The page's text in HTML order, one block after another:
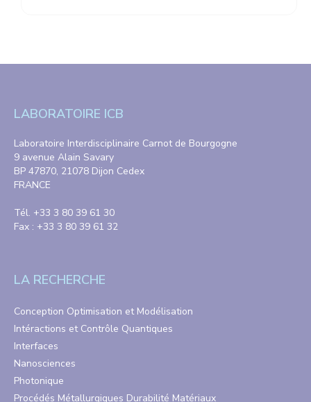
LABORATOIRE ICB
Laboratoire Interdisciplinaire Carnot de Bourgogne
9 avenue Alain Savary
BP 47870, 21078 Dijon Cedex
FRANCE
Tél. +33 3 80 39 61 30
Fax : +33 3 80 39 61 32
LA RECHERCHE
Conception Optimisation et Modélisation
Intéractions et Contrôle Quantiques
Interfaces
Nanosciences
Photonique
Procédés Métallurgiques Durabilité Matériaux